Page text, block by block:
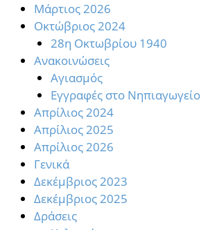
Mάρτιος 2026
Oκτώβριος 2024
28η Οκτωβρίου 1940
Ανακοινώσεις
Αγιασμός
Εγγραφές στο Νηπιαγωγείο
Απρίλιος 2024
Απρίλιος 2025
Απρίλιος 2026
Γενικά
Δεκέμβριος 2023
Δεκέμβριος 2025
Δράσεις